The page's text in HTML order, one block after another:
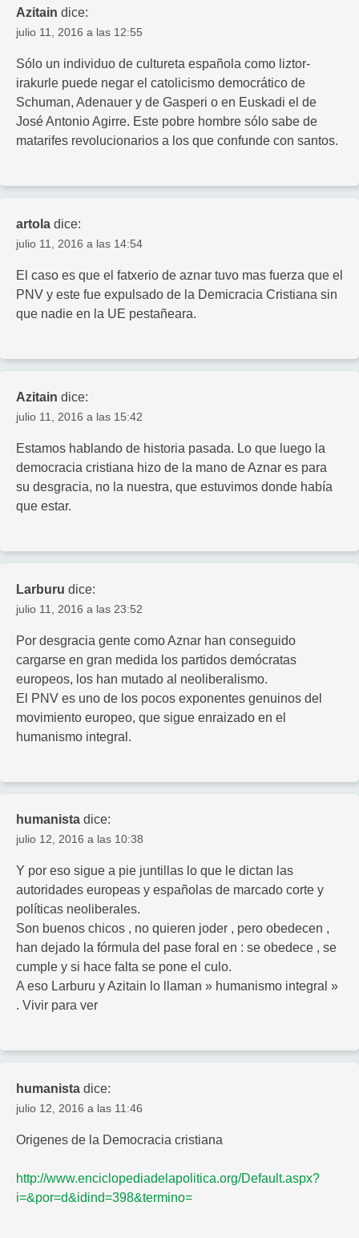
Azitain dice:
julio 11, 2016 a las 12:55
Sólo un individuo de cultureta española como liztor-
irakurle puede negar el catolicismo democrático de
Schuman, Adenauer y de Gasperi o en Euskadi el de
José Antonio Agirre. Este pobre hombre sólo sabe de
matarifes revolucionarios a los que confunde con santos.
artola dice:
julio 11, 2016 a las 14:54
El caso es que el fatxerio de aznar tuvo mas fuerza que el
PNV y este fue expulsado de la Demicracia Cristiana sin
que nadie en la UE pestañeara.
Azitain dice:
julio 11, 2016 a las 15:42
Estamos hablando de historia pasada. Lo que luego la
democracia cristiana hizo de la mano de Aznar es para
su desgracia, no la nuestra, que estuvimos donde había
que estar.
Larburu dice:
julio 11, 2016 a las 23:52
Por desgracia gente como Aznar han conseguido
cargarse en gran medida los partidos demócratas
europeos, los han mutado al neoliberalismo.
El PNV es uno de los pocos exponentes genuinos del
movimiento europeo, que sigue enraizado en el
humanismo integral.
humanista dice:
julio 12, 2016 a las 10:38
Y por eso sigue a pie juntillas lo que le dictan las
autoridades europeas y españolas de marcado corte y
políticas neoliberales.
Son buenos chicos , no quieren joder , pero obedecen ,
han dejado la fórmula del pase foral en : se obedece , se
cumple y si hace falta se pone el culo.
A eso Larburu y Azitain lo llaman » humanismo integral »
. Vivir para ver
humanista dice:
julio 12, 2016 a las 11:46
Origenes de la Democracia cristiana
http://www.enciclopediadelapolitica.org/Default.aspx?
i=&por=d&idind=398&termino=